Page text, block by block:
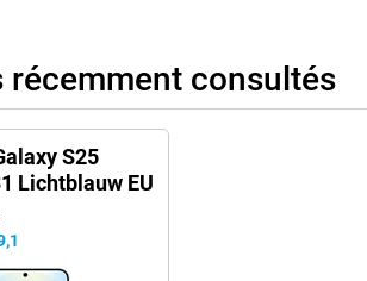
récemment consultés
S25
Lichtblauw EU